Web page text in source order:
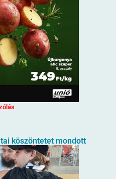
köszöntetet mondott